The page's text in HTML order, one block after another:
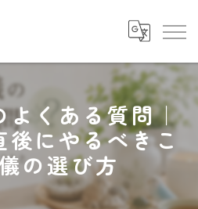
よくある質問｜
にやるべきこ
の選び方